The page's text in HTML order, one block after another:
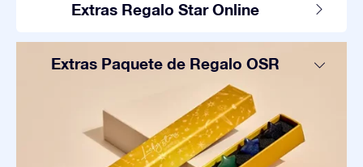
Extras Regalo Star Online
Extras Paquete de Regalo OSR